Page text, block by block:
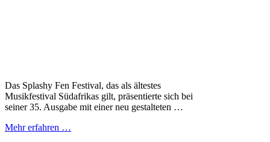
Das Splashy Fen Festival, das als ältestes
Musikfestival Südafrikas gilt, präsentierte sich bei
seiner 35. Ausgabe mit einer neu gestalteten …
Mehr erfahren …